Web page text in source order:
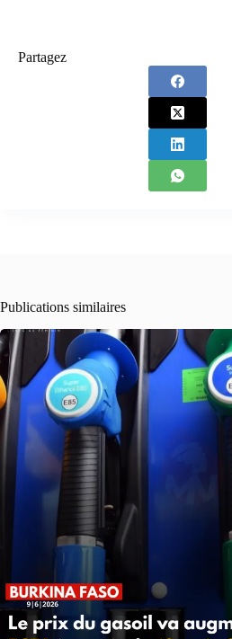
Partagez
Publications similaires